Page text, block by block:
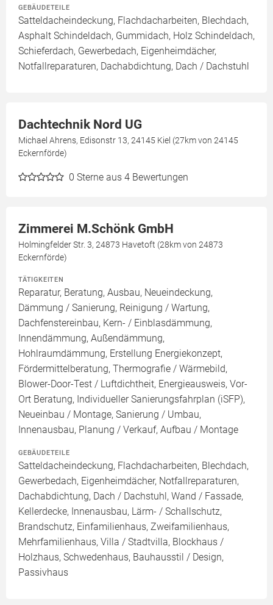
GEBÄUDETEILE
Satteldacheindeckung, Flachdacharbeiten, Blechdach,
Asphalt Schindeldach, Gummidach, Holz Schindeldach,
Schieferdach, Gewerbedach, Eigenheimdächer,
Notfallreparaturen, Dachabdichtung, Dach / Dachstuhl
Dachtechnik Nord UG
Michael Ahrens, Edisonstr 13, 24145 Kiel (27km von 24145
Eckernförde)
0 Sterne aus 4 Bewertungen
Zimmerei M.Schönk GmbH
Holmingfelder Str. 3, 24873 Havetoft (28km von 24873
Eckernförde)
TÄTIGKEITEN
Reparatur, Beratung, Ausbau, Neueindeckung,
Dämmung / Sanierung, Reinigung / Wartung,
Dachfenstereinbau, Kern- / Einblasdämmung,
Innendämmung, Außendämmung,
Hohlraumdämmung, Erstellung Energiekonzept,
Fördermittelberatung, Thermografie / Wärmebild,
Blower-Door-Test / Luftdichtheit, Energieausweis, Vor-
Ort Beratung, Individueller Sanierungsfahrplan (iSFP),
Neueinbau / Montage, Sanierung / Umbau,
Innenausbau, Planung / Verkauf, Aufbau / Montage
GEBÄUDETEILE
Satteldacheindeckung, Flachdacharbeiten, Blechdach,
Gewerbedach, Eigenheimdächer, Notfallreparaturen,
Dachabdichtung, Dach / Dachstuhl, Wand / Fassade,
Kellerdecke, Innenausbau, Lärm- / Schallschutz,
Brandschutz, Einfamilienhaus, Zweifamilienhaus,
Mehrfamilienhaus, Villa / Stadtvilla, Blockhaus /
Holzhaus, Schwedenhaus, Bauhausstil / Design,
Passivhaus